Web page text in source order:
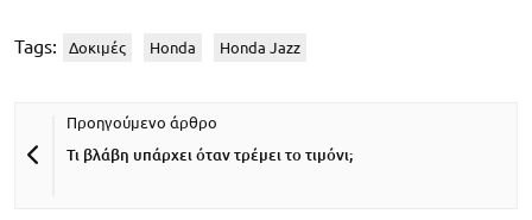
Tags: Δοκιμές Honda Honda Jazz
Τι βλάβη υπάρχει όταν τρέμει το τιμόνι;